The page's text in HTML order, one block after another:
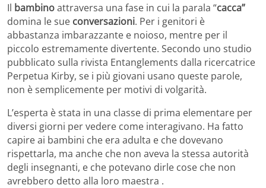
Il bambinoattraversa una fase in cui la parala “cacca”
domina le sue conversazioni. Per i genitori è
abbastanza imbarazzante e noioso, mentre per il
piccolo estremamente divertente. Secondo uno studio
pubblicato sulla rivista Entanglements dalla ricercatrice
Perpetua Kirby, se i più giovani usano queste parole,
non è semplicemente per motivi di volgarità.
L’esperta è stata in una classe di prima elementare per
diversi giorni per vedere come interagivano. Ha fatto
capire ai bambini che era adulta e che dovevano
rispettarla, ma anche che non aveva la stessa autorità
degli insegnanti, e che potevano dirle cose che non
avrebbero detto alla loro maestra .